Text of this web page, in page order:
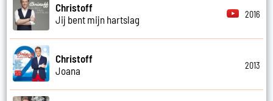
Christoff
Jij bent mijn hartslag
2016
Christoff
Joana
2013